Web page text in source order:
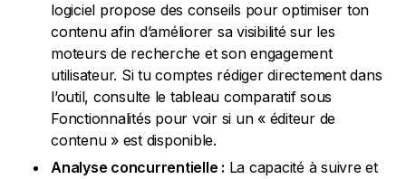
logiciel propose des conseils pour optimiser ton
contenu afin d’améliorer sa visibilité sur les
moteurs de recherche et son engagement
utilisateur. Si tu comptes rédiger directement dans
l’outil, consulte le tableau comparatif sous
Fonctionnalités pour voir si un « éditeur de
contenu » est disponible.
Analyse concurrentielle : La capacité à suivre et